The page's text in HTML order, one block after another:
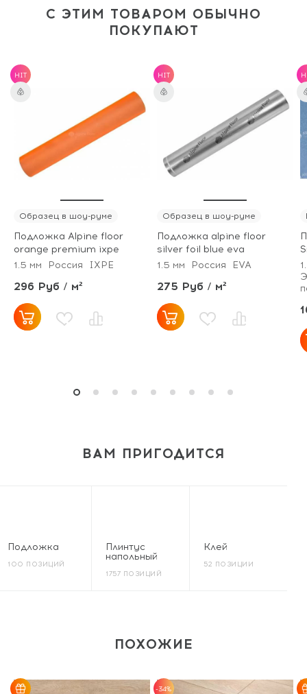
С ЭТИМ ТОВАРОМ ОБЫЧНО
ПОКУПАЮТ
HIT
Образец в шоу-руме
Подложка Alpine floor
orange premium ixpe
1.5 мм
Россия IXPE
296 Руб / м²
HIT
Образец в шоу-руме
Подложка alpine floor
silver foil blue eva
1.5 мм
Россия EVA
275 Руб / м²
ВАМ ПРИГОДИТСЯ
Подложка
100 ПОЗИЦИЙ
Плинтус
напольный
1757 ПОЗИЦИЙ
Клей
52 ПОЗИЦИИ
ПОХОЖИЕ
-34%